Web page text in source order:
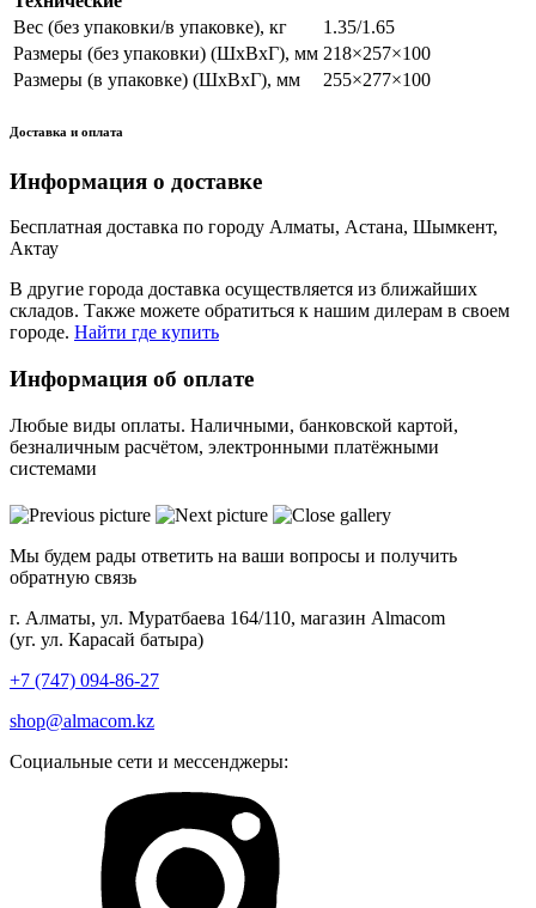
Вес (без упаковки/в упаковке), кг
1.35/1.65
Размеры (без упаковки) (ШхВхГ), мм 218×257×100
Размеры (в упаковке) (ШхВхГ), мм
255×277×100
Доставка и оплата
Информация о доставке
Бесплатная доставка по городу Алматы, Астана, Шымкент,
Актау
В другие города доставка осуществляется из ближайших
складов. Также можете обратиться к нашим дилерам в своем
городе. Найти где купить
Информация об оплате
Любые виды оплаты. Наличными, банковской картой,
безналичным расчётом, электронными платёжными
системами
Мы будем рады ответить на ваши вопросы и получить
обратную связь
г. Алматы, ул. Муратбаева 164/110, магазин Almacom
(уг. ул. Карасай батыра)
+7 (747) 094-86-27
shop@almacom.kz
Социальные сети и мессенджеры: